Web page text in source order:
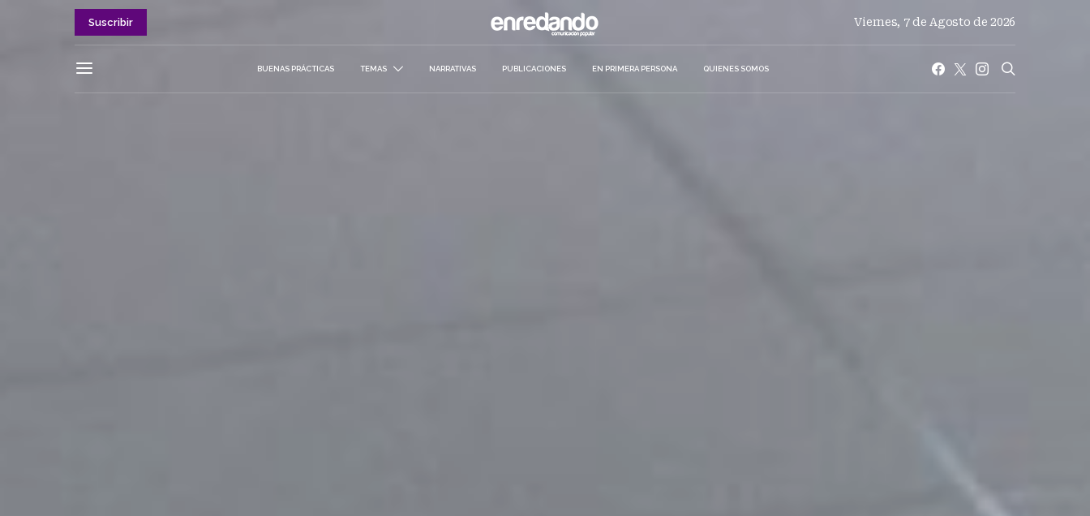
Suscribir Viernes, 7 de Agosto de 2026
BUENAS PRÁCTICAS TEMAS NARRATIVAS PUBLICACIONES EN PRIMERA PERSONA QUIENES SOMOS